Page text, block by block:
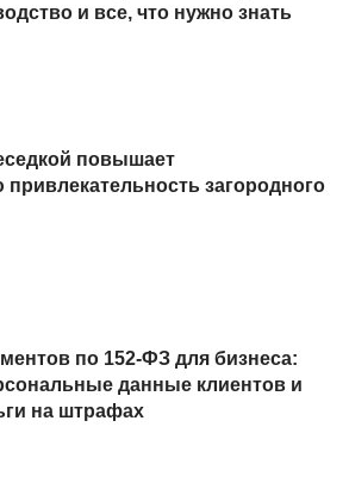
и все, что нужно знать
повышает
загородного
по 152‑ФЗ для бизнеса:
данные клиентов и
на штрафах